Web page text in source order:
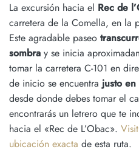
La excursión hacia el Rec de
carretera de la Comella, en la
Este agradable paseo
sombra y se inicia
tomar la carretera C-101 en
de inicio se encuentra justo
desde donde debes tomar el
encontrarás un letrero que te
hacia el «Rec de L’Obac».
ubicación exacta de esta ruta.